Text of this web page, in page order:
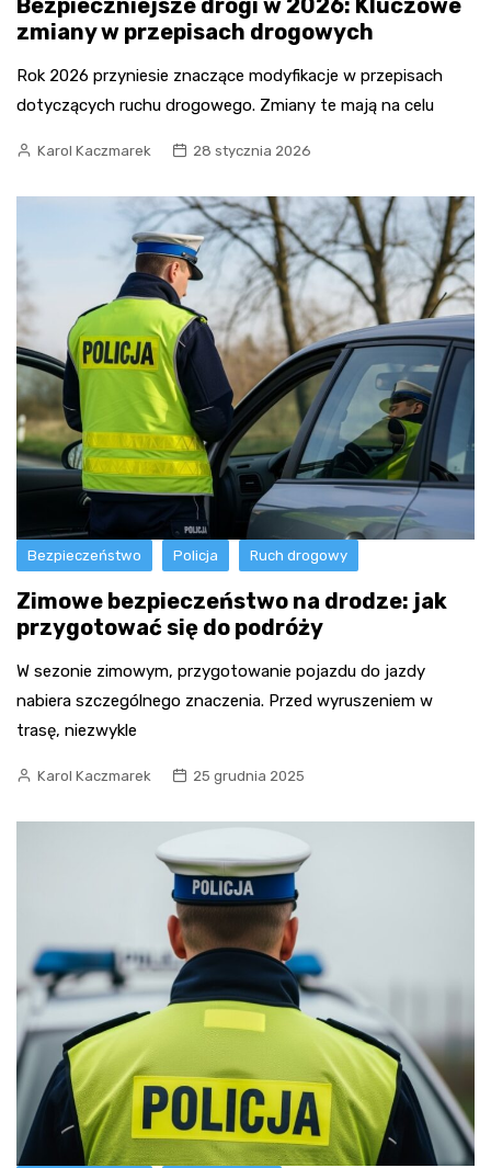
Bezpieczniejsze drogi w 2026: Kluczowe
zmiany w przepisach drogowych
Rok 2026 przyniesie znaczące modyfikacje w przepisach
dotyczących ruchu drogowego. Zmiany te mają na celu
Karol Kaczmarek 28 stycznia 2026
Bezpieczeństwo Policja Ruch drogowy
Zimowe bezpieczeństwo na drodze: jak
przygotować się do podróży
W sezonie zimowym, przygotowanie pojazdu do jazdy
nabiera szczególnego znaczenia. Przed wyruszeniem w
trasę, niezwykle
Karol Kaczmarek 25 grudnia 2025